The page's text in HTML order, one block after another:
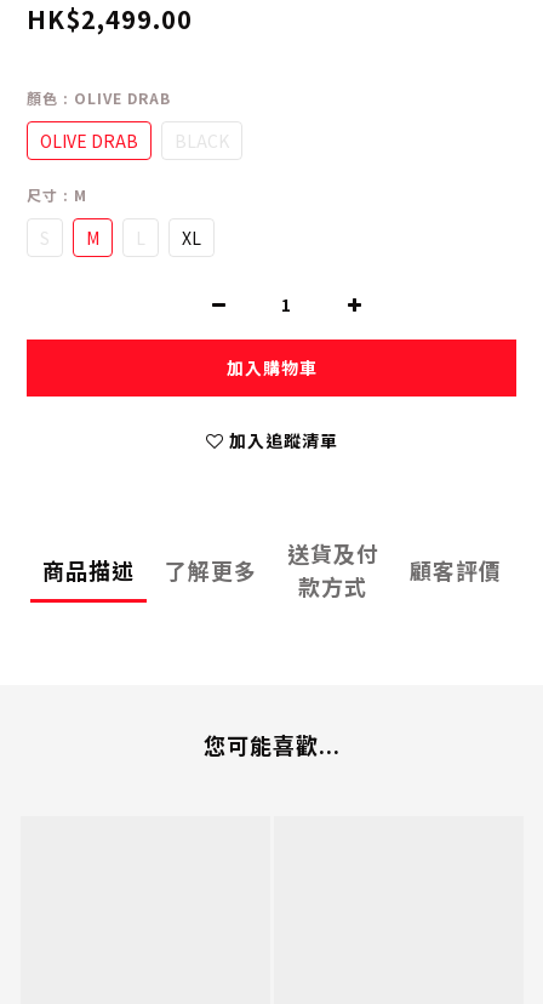
HK$2,499.00
顏色 : OLIVE DRAB
OLIVE DRAB BLACK
尺寸 : M
S M L XL
加入購物車
加入追蹤清單
商品描述 了解更多
送貨及付
款方式
顧客評價
您可能喜歡...